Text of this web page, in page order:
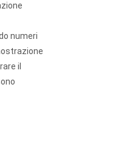
numeri
il